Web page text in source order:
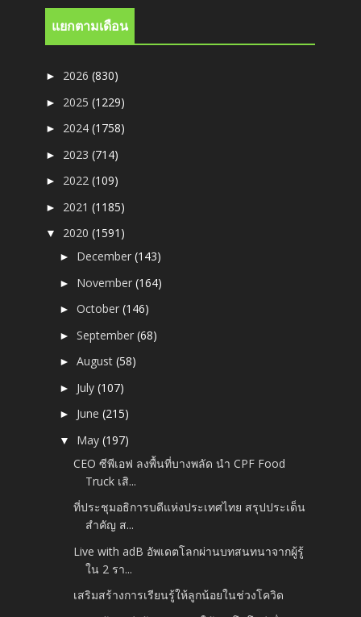
แยกตามเดือน
► 2026(830)
► 2025(1229)
► 2024(1758)
► 2023(714)
► 2022(109)
► 2021(1185)
▼ 2020(1591)
► December(143)
► November(164)
►October(146)
►September(68)
►August(58)
► July(107)
► June(215)
▼ May(197)
CEO ซีพีเอฟ ลงพื้นที่บางพลัด นำ CPF Food
Truck เสิ...
ที่ประชุมอธิการบดีแห่งประเทศไทย สรุปประเด็น
สำคัญ ส...
Live with adB อัพเดตโลกผ่านบทสนทนาจากผู้รู้
ใน 2 รา...
เสริมสร้างการเรียนรู้ให้ลูกน้อยในช่วงโควิด